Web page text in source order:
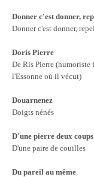
Donner c'est donner,
Donner c'est donner,
Doris Pierre
De Ris Pierre (humoriste
l'Essonne où il vécut)
Douarnenez
Doigts nénés
D'une pierre deux coups
D'une paire de couilles
Du pareil au même